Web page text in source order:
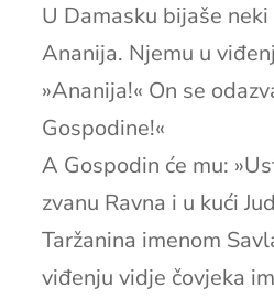
U Damasku bijaše
Ananija. Njemu u
»Ananija!« On se
Gospodine!«
A Gospodin će mu:
zvanu Ravna i u kući
Taržanina imenom
viđenju vidje čovjeka